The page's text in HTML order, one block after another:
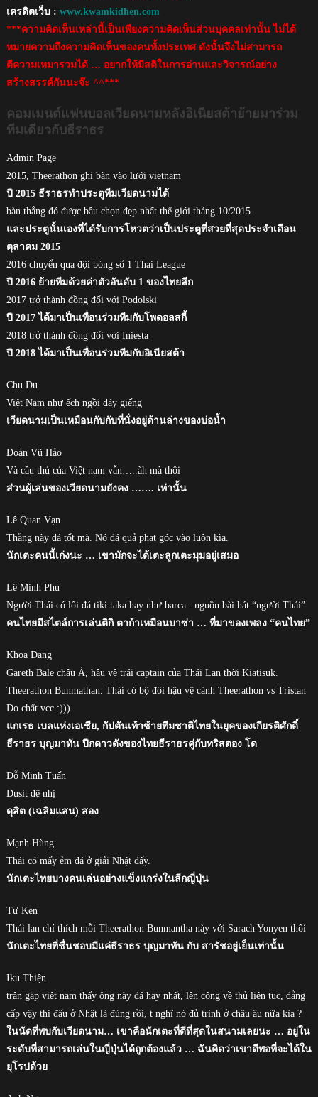
เครดิตเว็บ : www.kwamkidhen.com
***ความคิดเห็นเหล่านี้เป็นเพียงความคิดเห็นส่วนบุคคลเท่านั้น ไม่ได้
หมายความถึงความคิดเห็นของคนทั้งประเทศ ดังนั้นจึงไม่สามารถ
ตีความเหมารวมได้ … อยากให้มีสติในการอ่านและวิจารณ์อย่าง
สร้างสรรค์กันนะจ๊ะ ^^***
คอมเมนต์แฟนบอลเวียดนามหลังอิเนียสต้าย้ายมาร่วม
ทีมเดียวกับธีราธร
Admin Page
2015, Theerathon ghi bàn vào lưới vietnam
ปี 2015 ธีราธรทำประตูทีมเวียดนามได้
bàn thắng đó được bầu chọn đẹp nhất thế giới tháng 10/2015
และประตูนั้นเองที่ได้รับการโหวตว่าเป็นประตูที่สวยที่สุดประจำเดือน
ตุลาคม 2015
2016 chuyển qua đội bóng số 1 Thai League
ปี 2016 ย้ายทีมด้วยค่าตัวอันดับ 1 ของไทยลีก
2017 trở thành đồng đối với Podolski
ปี 2017 ได้มาเป็นเพื่อนร่วมทีมกับโพดอลสกี้
2018 trở thành đồng đối với Iniesta
ปี 2018 ได้มาเป็นเพื่อนร่วมทีมกับอิเนียสต้า
Chu Du
Việt Nam như ếch ngồi đáy giếng
เวียดนามเป็นเหมือนกับกับที่นั่งอยู่ด้านล่างของบ่อน้ำ
Đoàn Vũ Hảo
Và cầu thủ của Việt nam vẫn…..àh mà thôi
ส่วนผู้เล่นของเวียดนามยังคง ……. เท่านั้น
Lê Quan Vạn
Thằng này đá tốt mà. Nó đá quả phạt góc vào luôn kìa.
นักเตะคนนี้เก่งนะ … เขามักจะได้เตะลูกเตะมุมอยู่เสมอ
Lê Minh Phú
Người Thái có lối đá tiki taka hay như barca . nguồn bài hát “người Thái”
คนไทยมีสไตล์การเล่นติกิ ตาก้าเหมือนบาซ่า … ที่มาของเพลง “คนไทย”
Khoa Dang
Gareth Bale châu Á, hậu vệ trái captain của Thái Lan thời Kiatisuk.
Theerathon Bunmathan. Thái có bộ đôi hậu vệ cánh Theerathon vs Tristan
Do chất vcc :)))
แกเรธ เบลแห่งเอเชีย, กัปตันเท้าซ้ายทีมชาติไทยในยุคของเกียรติศักดิ์
ธีราธร บุญมาทัน ปีกดาวดังของไทยธีราธรคู่กับทริสตอง โด
Đỗ Minh Tuấn
Dusit đệ nhị
ดุสิต (เฉลิมแสน) สอง
Mạnh Hùng
Thái có mấy ẻm đá ở giải Nhật đấy.
นักเตะไทยบางคนเล่นอย่างแข็งแกร่งในลีกญี่ปุ่น
Tự Ken
Thái lan chỉ thích mỗi Theerathon Bunmantha này với Sarach Yonyen thôi
นักเตะไทยที่ชื่นชอบมีแค่ธีราธร บุญมาทัน กับ สารัชอยู่เย็นเท่านั้น
Iku Thiện
trận gặp việt nam thấy ông này đá hay nhất, lên công về thủ liên tục, đẳng
cấp vậy thi đấu ở Nhật là đúng rồi, t nghĩ nó đủ trình ở châu âu nữa kìa ?
ในนัดที่พบกับเวียดนาม… เขาคือนักเตะที่ดีที่สุดในสนามเลยนะ … อยู่ใน
ระดับที่สามารถเล่นในญี่ปุ่นได้ถูกต้องแล้ว … ฉันคิดว่าเขาดีพอที่จะได้ใน
ยุโรปด้วย